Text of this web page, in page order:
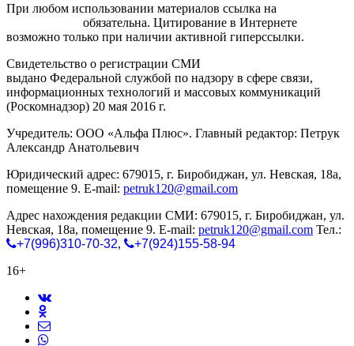
При любом использовании материалов ссылка на
обязательна. Цитирование в Интернете
возможно только при наличии активной гиперссылки.
Свидетельство о регистрации СМИ
выдано Федеральной службой по надзору в сфере связи,
информационных технологий и массовых коммуникаций
(Роскомнадзор) 20 мая 2016 г.
Учредитель: ООО «Альфа Плюс». Главный редактор: Петрук
Александр Анатольевич
Юридический адрес: 679015, г. Биробиджан, ул. Невская, 18а,
помещение 9. E-mail: petruk120@gmail.com
Адрес нахождения редакции СМИ: 679015, г. Биробиджан, ул.
Невская, 18а, помещение 9. E-mail: petruk120@gmail.com Тел.:
+7(996)310-70-32,
+7(924)155-58-94
16+